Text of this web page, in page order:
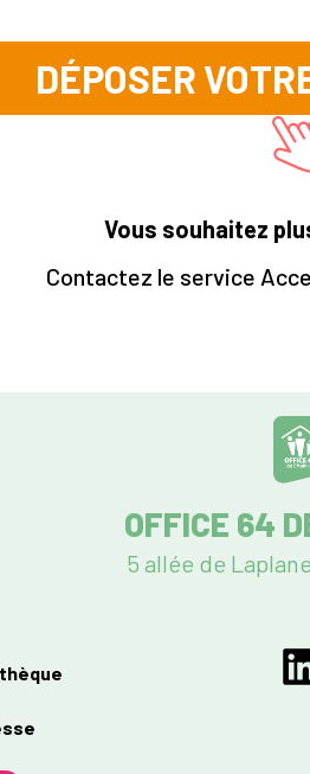
DÉPOSER
Vous souhaitez
Contactez le service
OFFICE 64
5 allée de